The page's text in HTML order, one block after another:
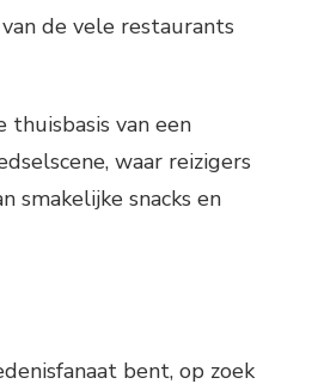
de vele restaurants
thuisbasis van een
waar reizigers
smakelijke snacks en
bent, op zoek